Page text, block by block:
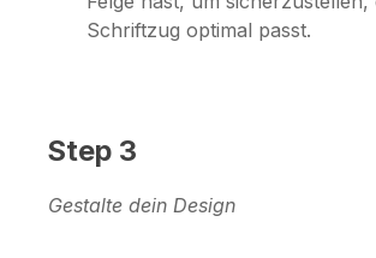
Schriftzug optimal passt.
Step 3
Gestalte dein Design